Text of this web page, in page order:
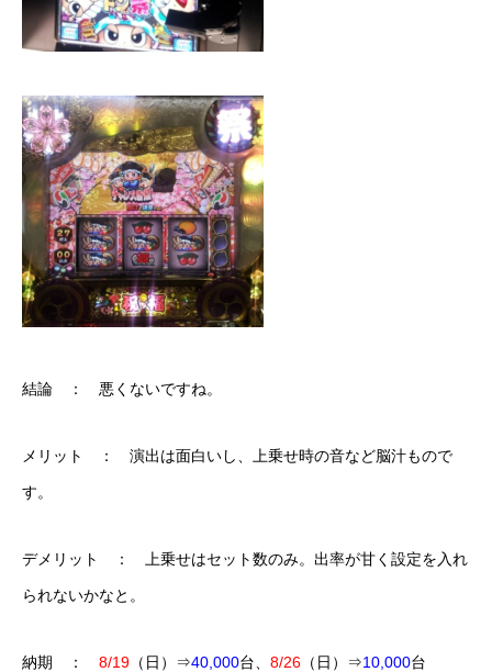
結論 ： 悪くないですね。
メリット ： 演出は面白いし、上乗せ時の音など脳汁もので
す。
デメリット ： 上乗せはセット数のみ。出率が甘く設定を入れ
られないかなと。
納期 ： 8/19 （日）⇒40,000台、 8/26 （日）⇒10,000台